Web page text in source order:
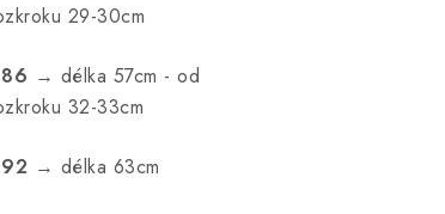
29-30cm
→ délka 57cm - od
32-33cm
→ délka 63cm